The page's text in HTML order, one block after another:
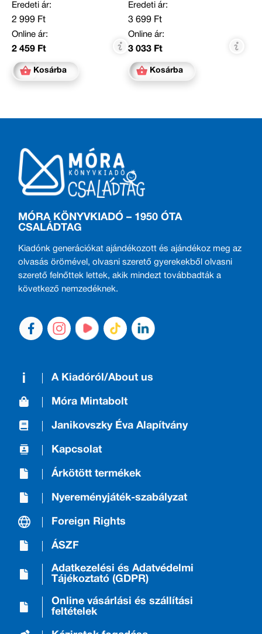
Eredeti ár:
2 999 Ft
Online ár:
2 459 Ft
Kosárba
Eredeti ár:
3 699 Ft
Online ár:
3 033 Ft
Kosárba
MÓRA KÖNYVKIADÓ – 1950 ÓTA
CSALÁDTAG
Kiadónk generációkat ajándékozott és ajándékoz meg az
olvasás örömével, olvasni szerető gyerekekből olvasni
szerető felnőttek lettek, akik mindezt továbbadták a
következő nemzedéknek.
A Kiadóról/About us
Móra Mintabolt
Janikovszky Éva Alapítvány
Kapcsolat
Árkötött termékek
Nyereményjáték-szabályzat
Foreign Rights
ÁSZF
Adatkezelési és Adatvédelmi
Tájékoztató (GDPR)
Online vásárlási és szállítási
feltételek